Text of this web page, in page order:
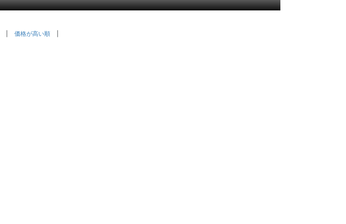
価格が高い順